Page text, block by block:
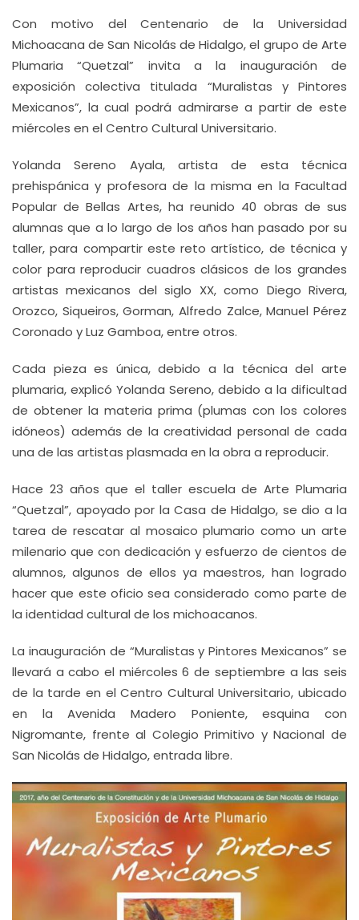
Con motivo del Centenario de la Universidad
Michoacana de San Nicolás de Hidalgo, el grupo de Arte
Plumaria “Quetzal” invita a la inauguración de
exposición colectiva titulada “Muralistas y Pintores
Mexicanos”, la cual podrá admirarse a partir de este
miércoles en el Centro Cultural Universitario.
Yolanda Sereno Ayala, artista de esta técnica
prehispánica y profesora de la misma en la Facultad
Popular de Bellas Artes, ha reunido 40 obras de sus
alumnas que a lo largo de los años han pasado por su
taller, para compartir este reto artístico, de técnica y
color para reproducir cuadros clásicos de los grandes
artistas mexicanos del siglo XX, como Diego Rivera,
Orozco, Siqueiros, Gorman, Alfredo Zalce, Manuel Pérez
Coronado y Luz Gamboa, entre otros.
Cada pieza es única, debido a la técnica del arte
plumaria, explicó Yolanda Sereno, debido a la dificultad
de obtener la materia prima (plumas con los colores
idóneos) además de la creatividad personal de cada
una de las artistas plasmada en la obra a reproducir.
Hace 23 años que el taller escuela de Arte Plumaria
“Quetzal”, apoyado por la Casa de Hidalgo, se dio a la
tarea de rescatar al mosaico plumario como un arte
milenario que con dedicación y esfuerzo de cientos de
alumnos, algunos de ellos ya maestros, han logrado
hacer que este oficio sea considerado como parte de
la identidad cultural de los michoacanos.
La inauguración de “Muralistas y Pintores Mexicanos” se
llevará a cabo el miércoles 6 de septiembre a las seis
de la tarde en el Centro Cultural Universitario, ubicado
en la Avenida Madero Poniente, esquina con
Nigromante, frente al Colegio Primitivo y Nacional de
San Nicolás de Hidalgo, entrada libre.